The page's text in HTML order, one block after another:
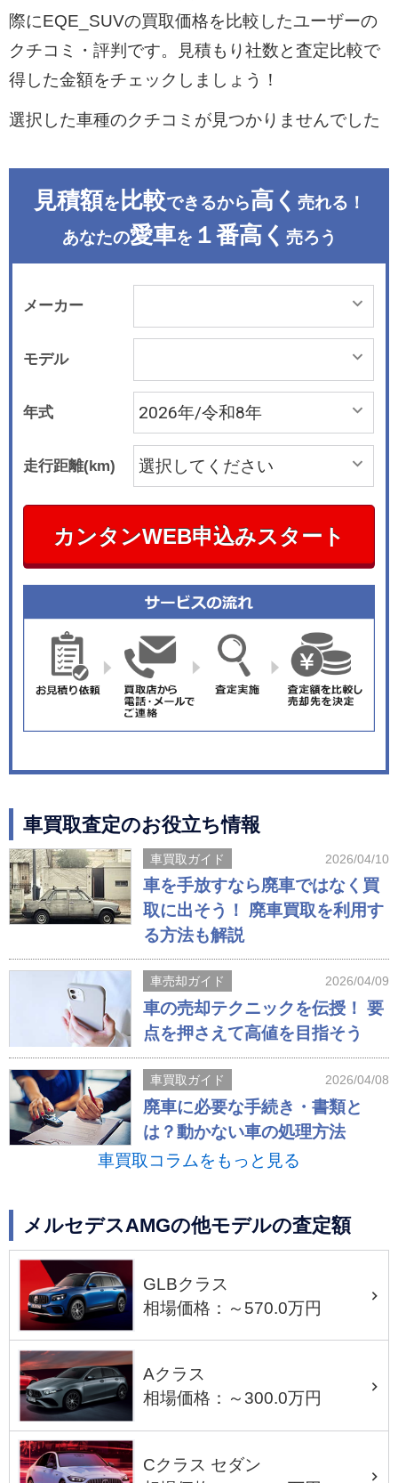
際にEQE_SUVの買取価格を比較したユーザーの
クチコミ・評判です。見積もり社数と査定比較で
得した金額をチェックしましょう！
選択した車種のクチコミが見つかりませんでした
見積額を 比較できるから高く 売れる！
あなたの愛車を １番高く 売ろう
メーカー
モデル
年式
走行距離(km)
カンタンWEB申込みスタート
車買取査定のお役立ち情報
車買取ガイド 2026/04/10
車を手放すなら廃車ではなく買
取に出そう！ 廃車買取を利用す
る方法も解説
車売却ガイド 2026/04/09
車の売却テクニックを伝授！ 要
点を押さえて高値を目指そう
車買取ガイド 2026/04/08
廃車に必要な手続き・書類と
は？動かない車の処理方法
車買取コラムをもっと見る
メルセデスAMGの他モデルの査定額
GLBクラス
相場価格：～570.0万円
Aクラス
相場価格：～300.0万円
Cクラス セダン